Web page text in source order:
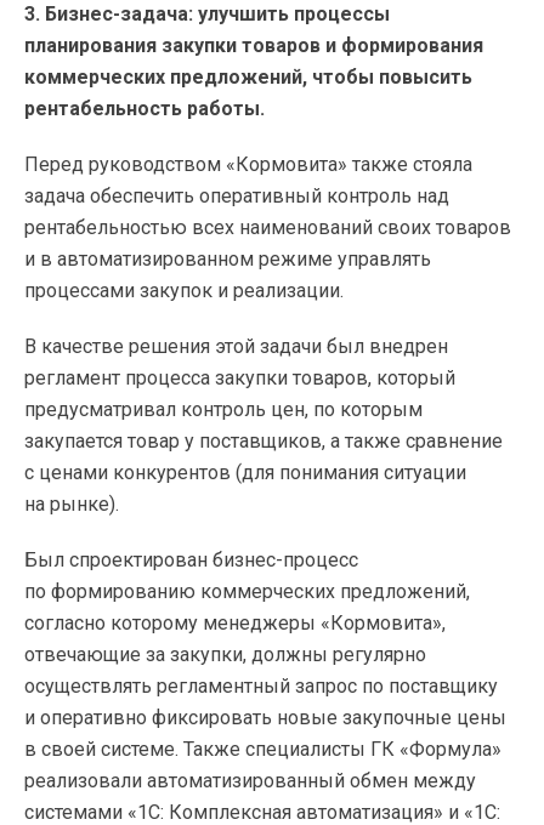
3. Бизнес-задача: улучшить процессы
планирования закупки товаров и формирования
коммерческих предложений, чтобы повысить
рентабельность работы.
Перед руководством «Кормовита» также стояла
задача обеспечить оперативный контроль над
рентабельностью всех наименований своих товаров
и в автоматизированном режиме управлять
процессами закупок и реализации.
В качестве решения этой задачи был внедрен
регламент процесса закупки товаров, который
предусматривал контроль цен, по которым
закупается товар у поставщиков, а также сравнение
с ценами конкурентов (для понимания ситуации
на рынке).
Был спроектирован бизнес-процесс
по формированию коммерческих предложений,
согласно которому менеджеры «Кормовита»,
отвечающие за закупки, должны регулярно
осуществлять регламентный запрос по поставщику
и оперативно фиксировать новые закупочные цены
в своей системе. Также специалисты ГК «Формула»
реализовали автоматизированный обмен между
системами «1С: Комплексная автоматизация» и «1С: